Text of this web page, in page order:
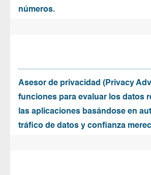
números.
Asesor de privacidad (Privacy
funciones para evaluar los datos
las aplicaciones basándose en
tráfico de datos y confianza